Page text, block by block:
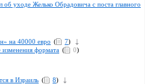
уходе Желько Обрадовича с поста главного
на 40000 евро ( 7)
изменения формата ( 0)
в Израиль ( 8)